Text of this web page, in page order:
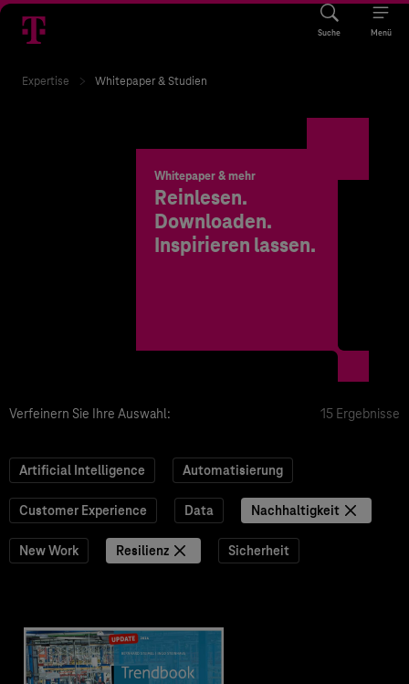
Suche Menü
Expertise Whitepaper & Studien
Whitepaper & mehr
Reinlesen.
Downloaden.
Inspirieren lassen.
Verfeinern Sie Ihre Auswahl: 15 Ergebnisse
Artificial Intelligence Automatisierung
Customer Experience Data Nachhaltigkeit
New Work Resilienz Sicherheit